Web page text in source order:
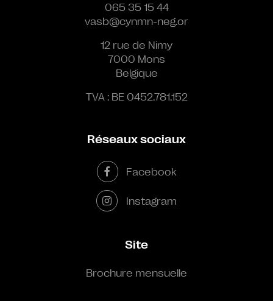
065 35 15 44
vasb@cynmn-neg.or
12 rue de Nimy
7000 Mons
Belgique
TVA : BE 0452.781.152
Réseaux sociaux
Facebook
Instagram
Site
Brochure mensuelle